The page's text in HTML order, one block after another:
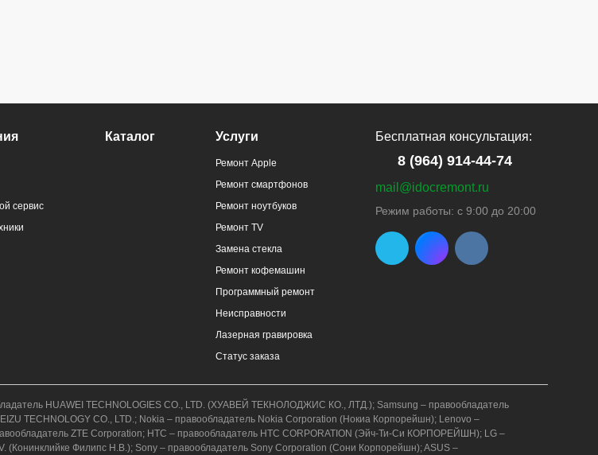
сервис
Каталог Услуги
Ремонт Apple
Ремонт смартфонов
Ремонт ноутбуков
Ремонт TV
Замена стекла
Ремонт кофемашин
Программный ремонт
Неисправности
Лазерная гравировка
Статус заказа
Бесплатная консультация:
8 (964) 914-44-74
mail@idocremont.ru
Режим работы: с 9:00 до 20:00
HUAWEI TECHNOLOGIES CO., LTD. (ХУАВЕЙ ТЕКНОЛОДЖИС КО., ЛТД.); Samsung – правообладатель
TECHNOLOGY CO., LTD.; Nokia – правообладатель Nokia Corporation (Нокиа Корпорейшн); Lenovo –
ZTE Corporation; HTC – правообладатель HTC CORPORATION (Эйч-Ти-Си КОРПОРЕЙШН); LG –
Филипс Н.В.); Sony – правообладатель Sony Corporation (Сони Корпорейшн); ASUS –